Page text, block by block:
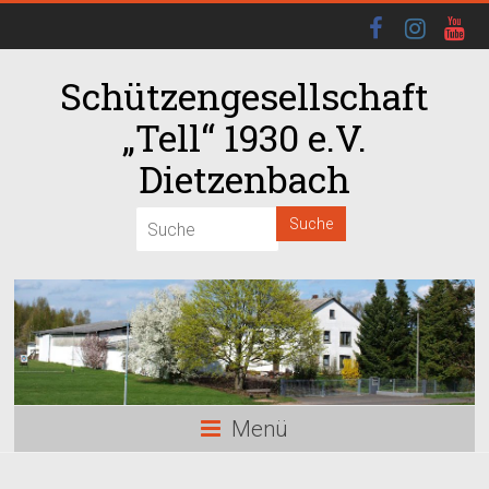
Schützengesellschaft
„Tell“ 1930 e.V.
Dietzenbach
Menü
02:00
04:00